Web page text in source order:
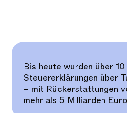
Bis heute wurden über 10
Steuererklärungen über
– mit Rückerstattungen
mehr als 5 Milliarden